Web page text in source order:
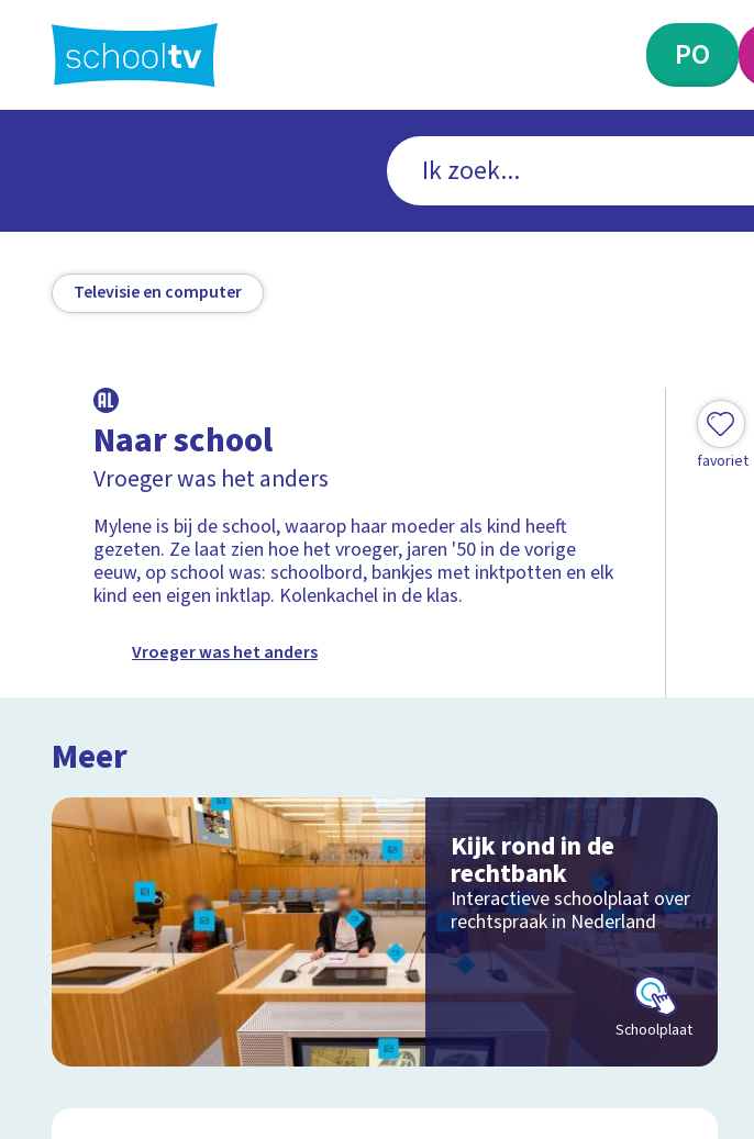
hoofdinhoud
PO
Televisie en computer
Naar school
Vroeger was het anders
Mylene is bij de school, waarop haar moeder als kind heeft
gezeten. Ze laat zien hoe het vroeger, jaren '50 in de vorige
eeuw, op school was: schoolbord, bankjes met inktpotten en elk
kind een eigen inktlap. Kolenkachel in de klas.
Vroeger was het anders
favoriet
Meer
Kijk rond in de
rechtbank
Interactieve schoolplaat over
rechtspraak in Nederland
Schoolplaat